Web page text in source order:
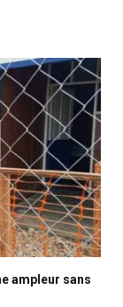
ampleur sans